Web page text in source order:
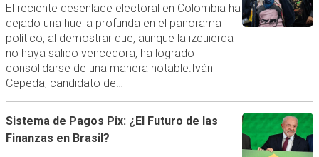
El reciente desenlace electoral en Colombia ha
dejado una huella profunda en el panorama
político, al demostrar que, aunque la izquierda
no haya salido vencedora, ha logrado
consolidarse de una manera notable.Iván
Cepeda, candidato de…
Sistema de Pagos Pix: ¿El Futuro de las
Finanzas en Brasil?